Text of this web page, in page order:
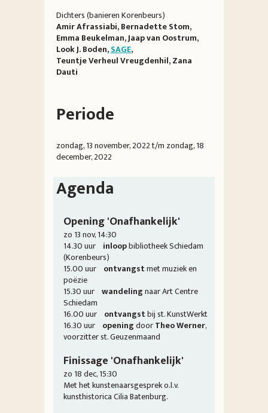
Dichters (banieren Korenbeurs)
Amir Afrassiabi, Bernadette Stom,
Emma Beukelman, Jaap van Oostrum,
Look J. Boden,SAGE,
Teuntje Verheul Vreugdenhil, Zana
Dauti
Periode
zondag, 13 november, 2022t/m zondag, 18
december, 2022
Agenda
Opening 'Onafhankelijk'
zo 13 nov, 14:30
14.30 uur inloopbibliotheek Schiedam
(Korenbeurs)
15.00 uur ontvangstmet muziek en
poëzie
15.30 uur wandelingnaar Art Centre
Schiedam
16.00 uur ontvangstbij st. KunstWerkt
16.30 uur openingdoorTheo Werner,
voorzitter st. Geuzenmaand
Finissage 'Onafhankelijk'
zo 18 dec, 15:30
Met het kunstenaarsgesprek o.l.v.
kunsthistorica Cilia Batenburg.